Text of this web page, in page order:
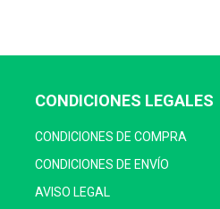
CONDICIONES LEGALES
CONDICIONES DE COMPRA
CONDICIONES DE ENVÍO
AVISO LEGAL